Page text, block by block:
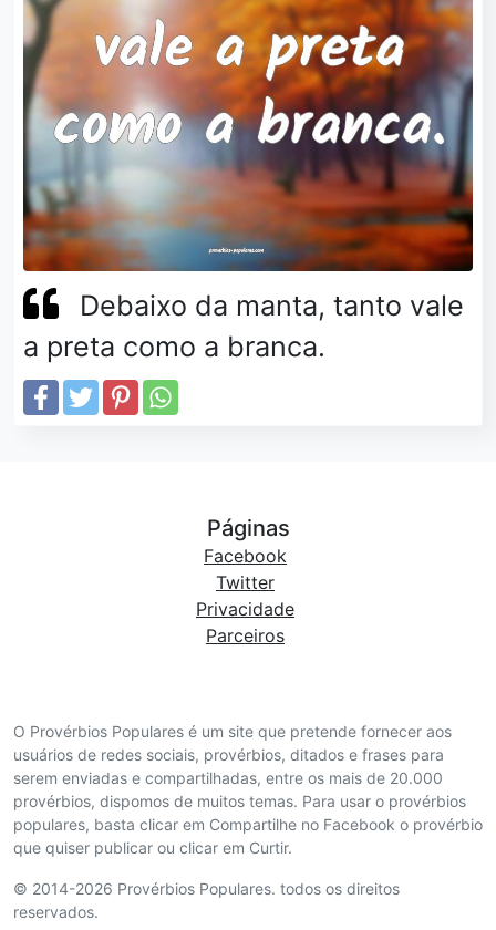
Debaixo da manta, tanto vale
a preta como a branca.
O Provérbios Populares é um site que pretende fornecer aos
usuários de redes sociais, provérbios, ditados e frases para
serem enviadas e compartilhadas, entre os mais de 20.000
provérbios, dispomos de muitos temas. Para usar o provérbios
populares, basta clicar em Compartilhe no Facebook o provérbio
que quiser publicar ou clicar em Curtir.
© 2014-2026 Provérbios Populares. todos os direitos
reservados.
Páginas
Facebook
Twitter
Privacidade
Parceiros